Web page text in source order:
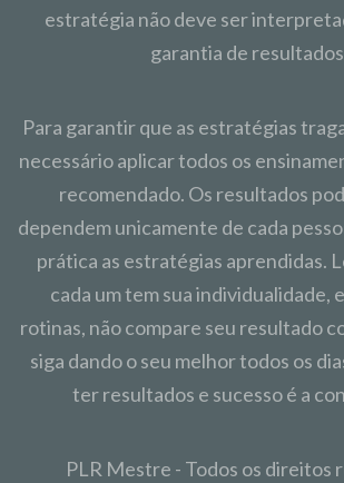
estratégia não deve ser
garantia de
Para garantir que as estratégias
necessário aplicar todos os
recomendado. Os resultados
dependem unicamente de cada
prática as estratégias aprendidas.
cada um tem sua individualidade,
rotinas, não compare seu resultado
siga dando o seu melhor todos os
ter resultados e sucesso é a
PLR Mestre - Todos os direitos